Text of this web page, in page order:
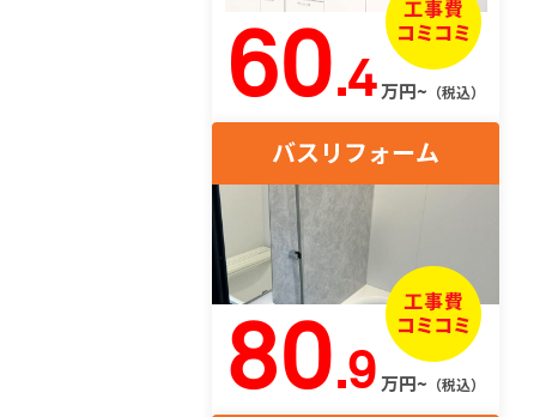
60.4万円~ （税込）
バスリフォーム
80.9 万円~ （税込）